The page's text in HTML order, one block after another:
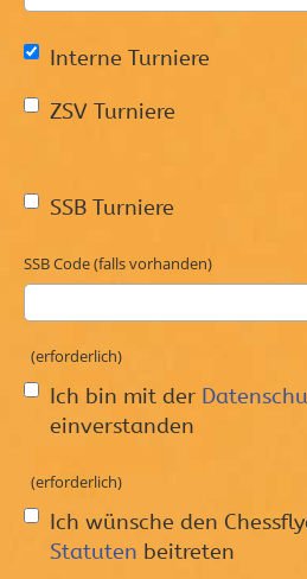
Interne Turniere
ZSV Turniere
SSB Turniere
SSB Code (falls vorhanden)
(erforderlich)
Ich bin mit der
einverstanden
(erforderlich)
Ich wünsche den
Statuten beitreten